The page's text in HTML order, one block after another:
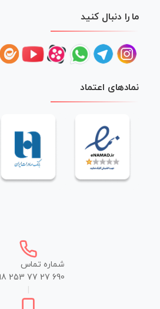
ما را دنبال کنید
نمادهای اعتماد
شماره تماس
253 77 27 690